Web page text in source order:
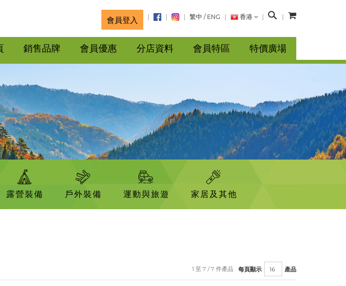
會員登入 繁中 / ENG 香港
搜
銷售品牌 會員優惠 分店資料 會員特區 特價廣場
露營裝備 戶外裝備 運動與旅遊 家居及其他
每頁顯示 產品
1 至 7 / 7 件產品